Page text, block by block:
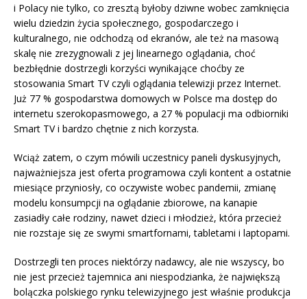
i Polacy nie tylko, co zresztą byłoby dziwne wobec zamknięcia
wielu dziedzin życia społecznego, gospodarczego i
kulturalnego, nie odchodzą od ekranów, ale też na masową
skalę nie zrezygnowali z jej linearnego oglądania, choć
bezbłędnie dostrzegli korzyści wynikające choćby ze
stosowania Smart TV czyli oglądania telewizji przez Internet.
Już 77 % gospodarstwa domowych w Polsce ma dostęp do
internetu szerokopasmowego, a 27 % populacji ma odbiorniki
Smart TV i bardzo chętnie z nich korzysta.
Wciąż zatem, o czym mówili uczestnicy paneli dyskusyjnych,
najważniejsza jest oferta programowa czyli kontent a ostatnie
miesiące przyniosły, co oczywiste wobec pandemii, zmianę
modelu konsumpcji na oglądanie zbiorowe, na kanapie
zasiadły całe rodziny, nawet dzieci i młodzież, która przecież
nie rozstaje się ze swymi smartfornami, tabletami i laptopami.
Dostrzegli ten proces niektórzy nadawcy, ale nie wszyscy, bo
nie jest przecież tajemnica ani niespodzianka, że największą
bolączka polskiego rynku telewizyjnego jest właśnie produkcja